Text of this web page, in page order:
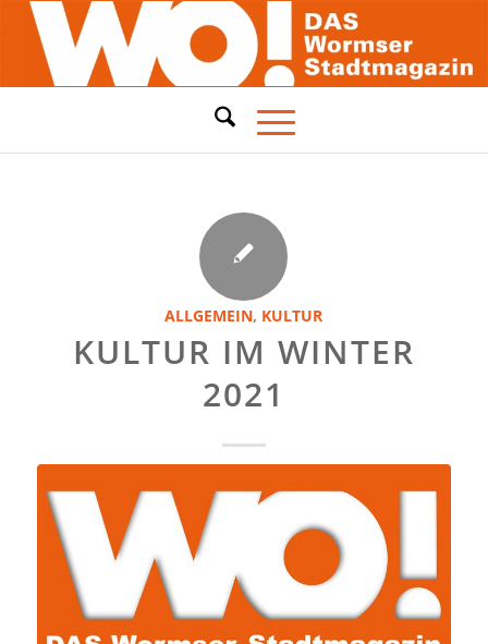
ALLGEMEIN, KULTUR
KULTUR IM WINTER
2021